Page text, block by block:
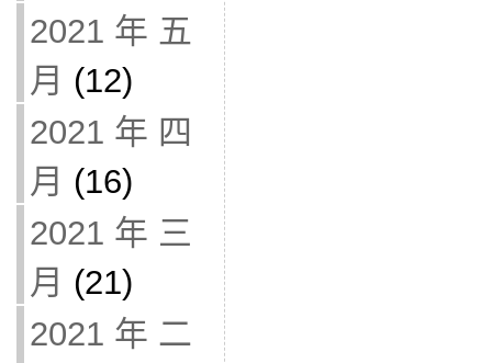
2021 年 五
月 (12)
2021 年 四
月 (16)
2021 年 三
月 (21)
2021 年 二